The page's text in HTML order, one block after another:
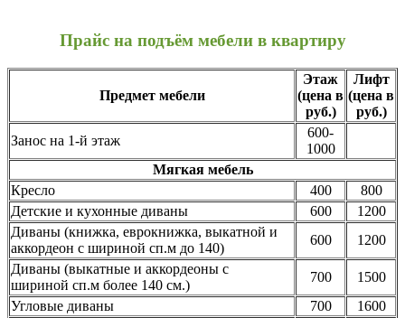
Прайс на подъём мебели в квартиру
Предмет мебели
Этаж
(цена в
руб.)
Лифт
(цена в
руб.)
Занос на 1-й этаж
600-
1000
Мягкая мебель
Кресло
400
800
Детские и кухонные диваны
600
1200
Диваны (книжка, еврокнижка, выкатной и
аккордеон с шириной сп.м до 140)
600
1200
Диваны (выкатные и аккордеоны с
шириной сп.м более 140 см.)
700
1500
Угловые диваны
700
1600